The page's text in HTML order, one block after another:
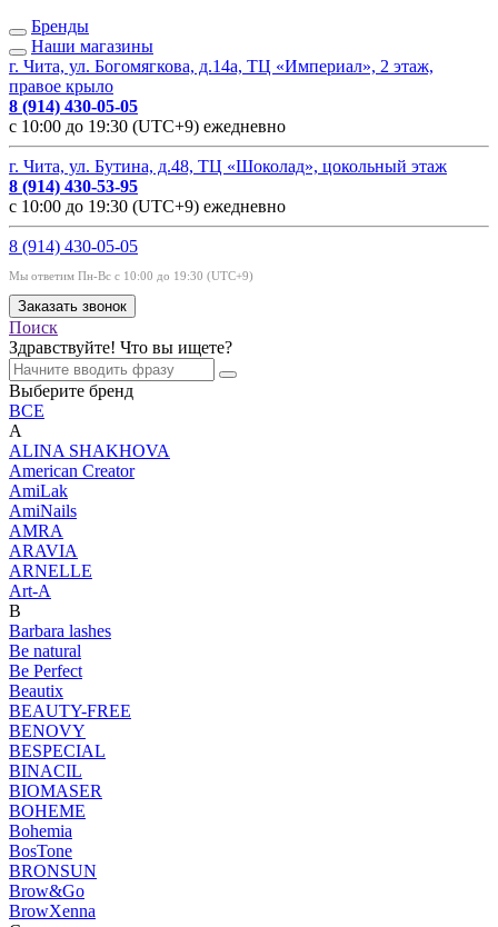
Бренды
Наши магазины
г. Чита, ул. Богомягкова, д.14а, ТЦ «Империал», 2 этаж,
правое крыло
8 (914) 430-05-05
с 10:00 до 19:30 (UTC+9) ежедневно
г. Чита, ул. Бутина, д.48, ТЦ «Шоколад», цокольный этаж
8 (914) 430-53-95
с 10:00 до 19:30 (UTC+9) ежедневно
8 (914) 430-05-05
Мы ответим Пн-Вс с 10:00 до 19:30 (UTC+9)
Заказать звонок
Поиск
Здравствуйте! Что вы ищете?
Выберите бренд
ВСЕ
A
ALINA SHAKHOVA
American Creator
AmiLak
AmiNails
AMRA
ARAVIA
ARNELLE
Art-A
B
Barbara lashes
Be natural
Be Perfect
Beautix
BEAUTY-FREE
BENOVY
BESPECIAL
BINACIL
BIOMASER
BOHEME
Bohemia
BosTone
BRONSUN
Brow&Go
BrowXenna